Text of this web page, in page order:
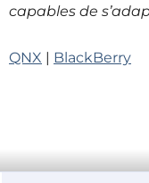
capables de
QNX | BlackBerry